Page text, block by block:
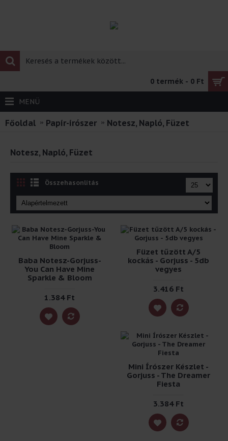
0 termék - 0 Ft
MENÜ
Főoldal Papír-írószer Notesz, Napló, Füzet
Notesz, Napló, Füzet
Összehasonlítás
Baba Notesz-Gorjuss-
You Can Have Mine
Sparkle & Bloom
1.384 Ft
Füzet tűzött A/5
kockás - Gorjuss - 5db
vegyes
3.416 Ft
Mini Írószer Készlet -
Gorjuss - The Dreamer
Fiesta
3.384 Ft